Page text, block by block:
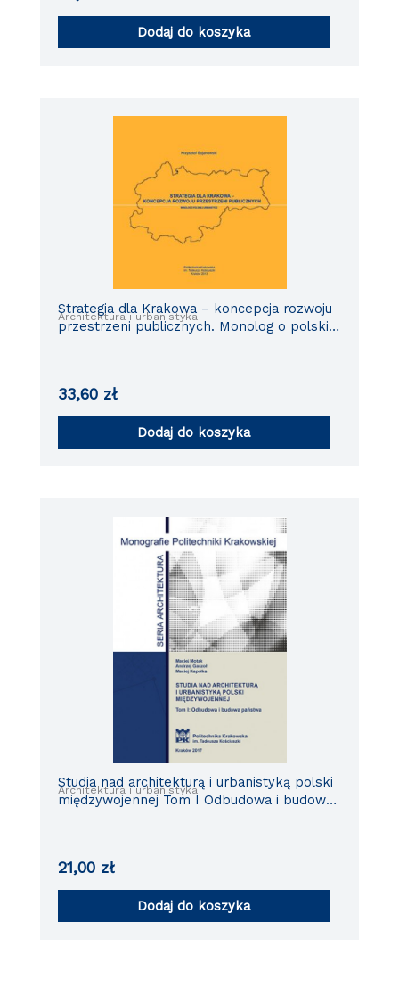
Dodaj do koszyka
Architektura i urbanistyka
Strategia dla Krakowa – koncepcja rozwoju
przestrzeni publicznych. Monolog o polskiej
33,60 zł
Dodaj do koszyka
Architektura i urbanistyka
Studia nad architekturą i urbanistyką polski
międzywojennej Tom I Odbudowa i budowa
21,00 zł
Dodaj do koszyka